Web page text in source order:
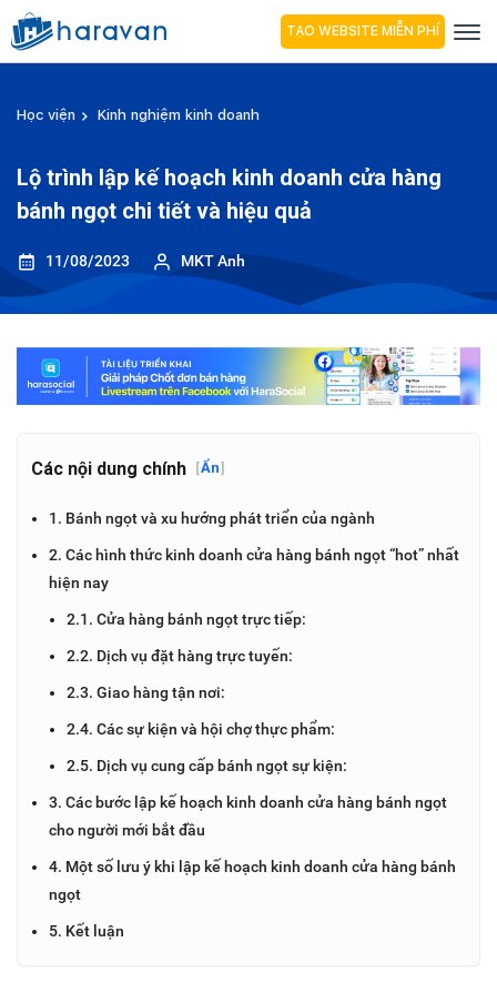
TẠO WEBSITE MIỄN PHÍ
Học viện Kinh nghiệm kinh doanh
Lộ trình lập kế hoạch kinh doanh cửa hàng
bánh ngọt chi tiết và hiệu quả
11/08/2023 MKT Anh
Các nội dung chính [Ẩn]
1. Bánh ngọt và xu hướng phát triển của ngành
2. Các hình thức kinh doanh cửa hàng bánh ngọt “hot” nhất
hiện nay
2.1. Cửa hàng bánh ngọt trực tiếp:
2.2. Dịch vụ đặt hàng trực tuyến:
2.3. Giao hàng tận nơi:
2.4. Các sự kiện và hội chợ thực phẩm:
2.5. Dịch vụ cung cấp bánh ngọt sự kiện:
3. Các bước lập kế hoạch kinh doanh cửa hàng bánh ngọt
cho người mới bắt đầu
4. Một số lưu ý khi lập kế hoạch kinh doanh cửa hàng bánh
ngọt
5. Kết luận